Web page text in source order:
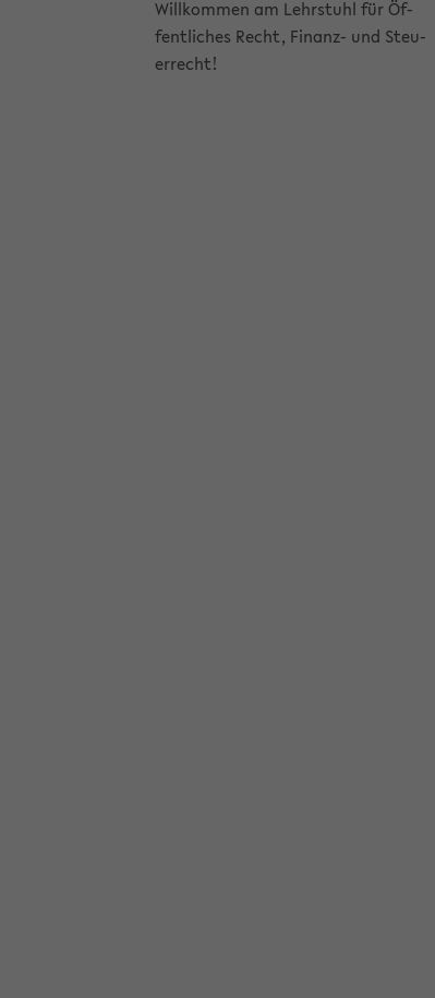
Will­kom­men am Lehr­stuhl für Öf­
fent­li­ches Recht, Finanz-​ und Steu­
er­recht!